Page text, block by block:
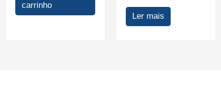
carrinho
Ler mais